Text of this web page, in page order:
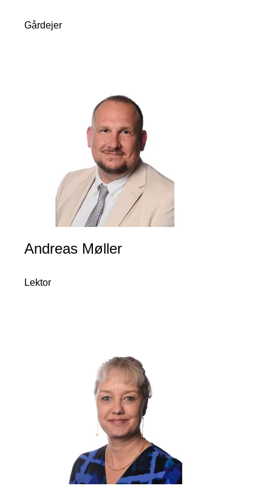
Gårdejer
Andreas Møller
Lektor